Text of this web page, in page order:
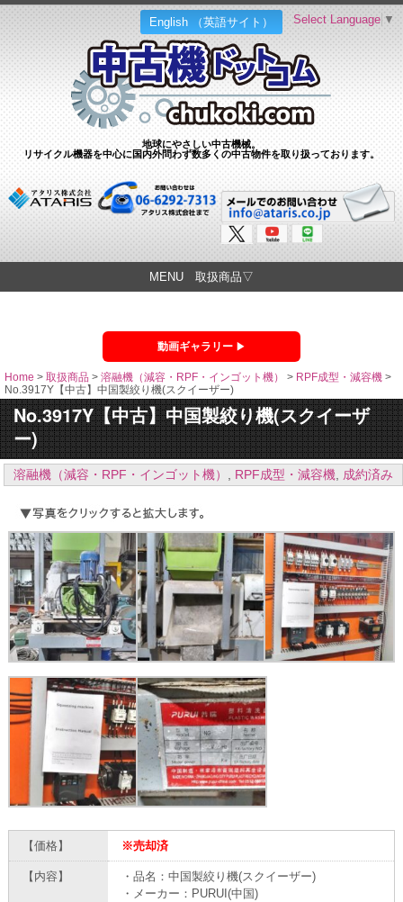
English （英語サイト）
地球にやさしい中古機械。
リサイクル機器を中心に国内外問わず数多くの中古物件を取り扱っております。
Select Language ▼
MENU 取扱商品▽
動画ギャラリー
Home > 取扱商品 > 溶融機（減容・RPF・インゴット機） > RPF成型・減容機 >
No.3917Y【中古】中国製絞り機(スクイーザー)
No.3917Y【中古】中国製絞り機(スクイーザ
ー)
溶融機（減容・RPF・インゴット機） , RPF成型・減容機, 成約済み
【価格】 ※売却済
【内容】
・品名：中国製絞り機(スクイーザー)
・メーカー：PURUI(中国)